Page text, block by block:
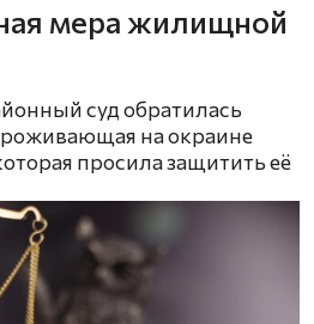
мера жилищной
суд обратилась
на окраине
просила защитить её